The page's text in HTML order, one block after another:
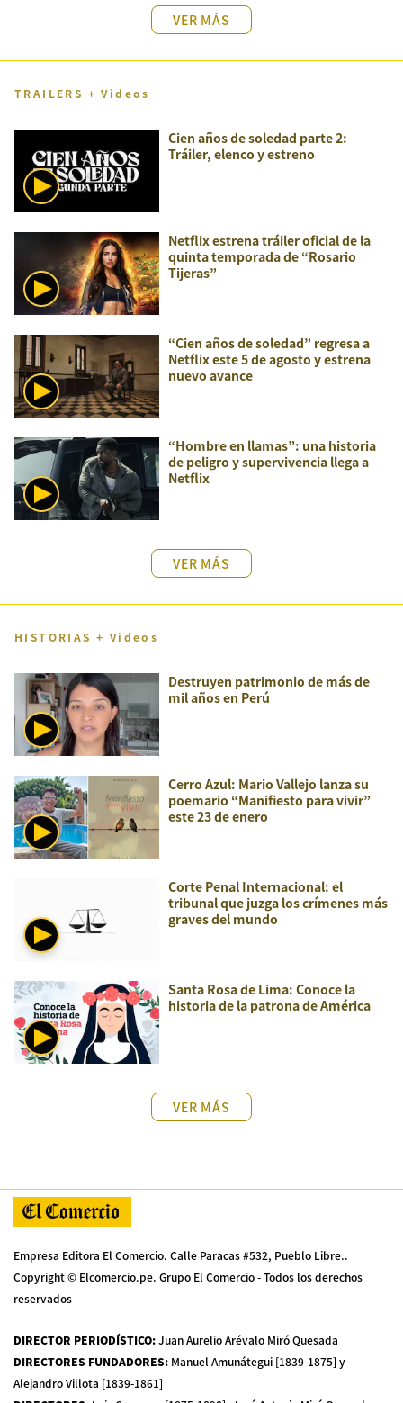
VER MÁS
TRAILERS + Videos
Cien años de soledad parte 2:
Tráiler, elenco y estreno
Netflix estrena tráiler oficial de la
quinta temporada de “Rosario
Tijeras”
“Cien años de soledad” regresa a
Netflix este 5 de agosto y estrena
nuevo avance
“Hombre en llamas”: una historia
de peligro y supervivencia llega a
Netflix
VER MÁS
HISTORIAS + Videos
Destruyen patrimonio de más de
mil años en Perú
Cerro Azul: Mario Vallejo lanza su
poemario “Manifiesto para vivir”
este 23 de enero
Corte Penal Internacional: el
tribunal que juzga los crímenes más
graves del mundo
Santa Rosa de Lima: Conoce la
historia de la patrona de América
VER MÁS
Empresa Editora El Comercio. Calle Paracas #532, Pueblo Libre..
Copyright © Elcomercio.pe. Grupo El Comercio - Todos los derechos
reservados
DIRECTOR PERIODÍSTICO:Juan Aurelio Arévalo Miró Quesada
DIRECTORES FUNDADORES: Manuel Amunátegui [1839-1875] y
Alejandro Villota [1839-1861]